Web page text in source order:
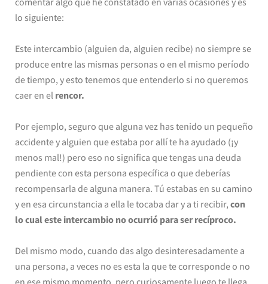
lo siguiente:
Este intercambio (alguien da, alguien recibe) no siempre se
produce entre las mismas personas o en el mismo período
de tiempo, y esto tenemos que entenderlo si no queremos
caer en el rencor.
Por ejemplo, seguro que alguna vez has tenido un pequeño
accidente y alguien que estaba por allí te ha ayudado (¡y
menos mal!) pero eso no significa que tengas una deuda
pendiente con esta persona específica o que deberías
recompensarla de alguna manera. Tú estabas en su camino
y en esa circunstancia a ella le tocaba dar y a ti recibir, con
lo cual este intercambio no ocurrió para ser recíproco.
Del mismo modo, cuando das algo desinteresadamente a
una persona, a veces no es esta la que te corresponde o no